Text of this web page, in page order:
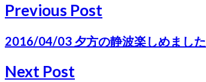
Previous Post
2016/04/03 夕方の静波楽しめました
Next Post